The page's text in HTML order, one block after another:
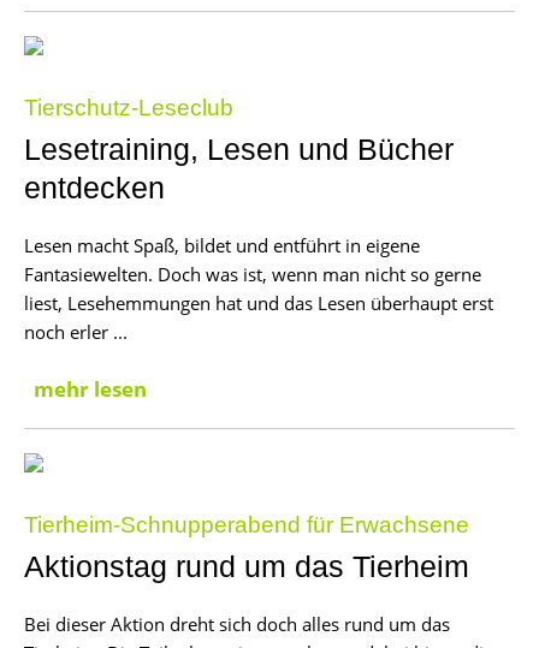
Tierschutz-Leseclub
Lesetraining, Lesen und Bücher
entdecken
Lesen macht Spaß, bildet und entführt in eigene
Fantasiewelten. Doch was ist, wenn man nicht so gerne
liest, Lesehemmungen hat und das Lesen überhaupt erst
noch erler ...
mehr lesen
Tierheim-Schnupperabend für Erwachsene
Aktionstag rund um das Tierheim
Bei dieser Aktion dreht sich doch alles rund um das